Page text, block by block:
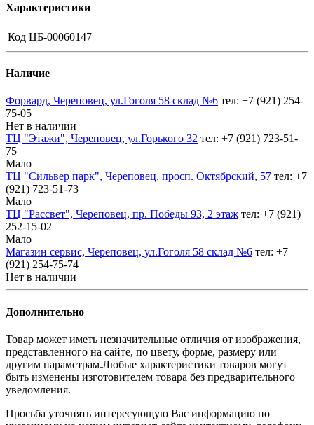
Характеристики
Код ЦБ-00060147
Наличие
Форвард, Череповец, ул.Гоголя 58 склад №6 тел: +7 (921) 254-
75-05
Нет в наличии
ТЦ "Этажи", Череповец, ул.Горького 32 тел: +7 (921) 723-51-
75
Мало
ТЦ "Сильвер парк", Череповец, просп. Октябрский, 57 тел: +7
(921) 723-51-73
Мало
ТЦ "Рассвет", Череповец, пр. Победы 93, 2 этаж тел: +7 (921)
252-15-02
Мало
Магазин сервис, Череповец, ул.Гоголя 58 склад №6 тел: +7
(921) 254-75-74
Нет в наличии
Дополнительно
Товар может иметь незначительные отличия от изображения,
представленного на сайте, по цвету, форме, размеру или
другим параметрам.Любые характеристики товаров могут
быть изменены изготовителем товара без предварительного
уведомления.
Просьба уточнять интересующую Вас информацию по